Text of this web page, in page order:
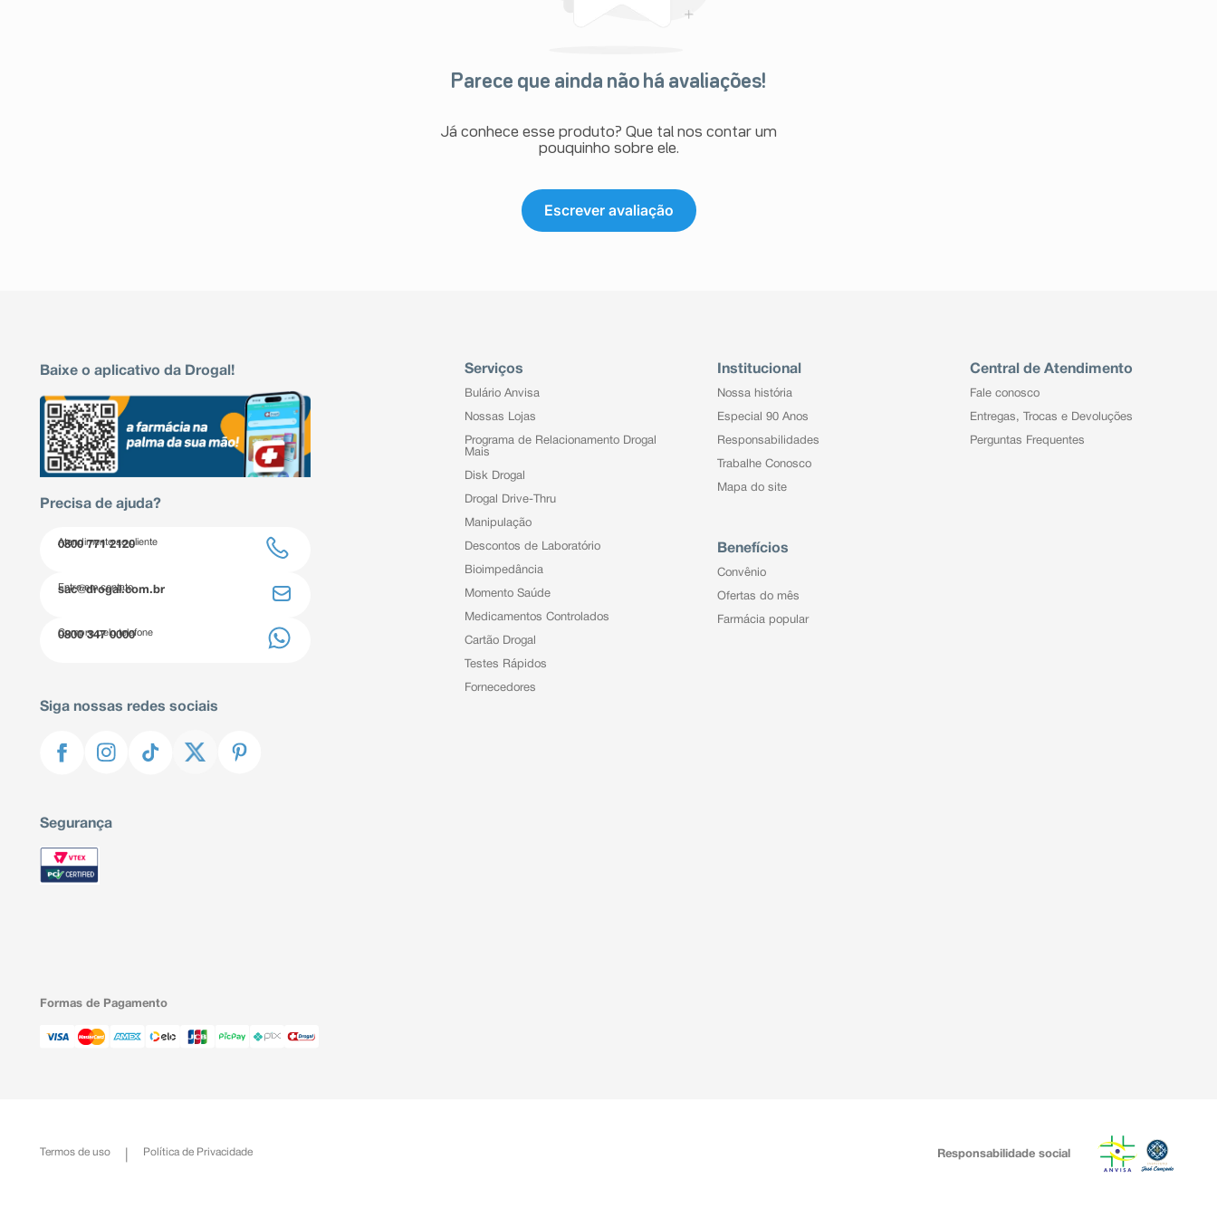
Parece que ainda não há avaliações!
Já conhece esse produto? Que tal nos contar um
pouquinho sobre ele.
Escrever avaliação
Baixe o aplicativo da Drogal!
Precisa de ajuda?
Atendimento ao cliente
0800 771 2120
Entre em contato
sac@drogal.com.br
Compre pelo telefone
0800 347 0000
Siga nossas redes sociais
Segurança
Serviços
Bulário Anvisa
Nossas Lojas
Programa de Relacionamento Drogal
Mais
Disk Drogal
Drogal Drive-Thru
Manipulação
Descontos de Laboratório
Bioimpedância
Momento Saúde
Medicamentos Controlados
Cartão Drogal
Testes Rápidos
Fornecedores
Institucional
Nossa história
Especial 90 Anos
Responsabilidades
Trabalhe Conosco
Mapa do site
Benefícios
Convênio
Ofertas do mês
Farmácia popular
Central de Atendimento
Fale conosco
Entregas, Trocas e Devoluções
Perguntas Frequentes
Formas de Pagamento
Termos de uso Política de Privacidade Responsabilidade social